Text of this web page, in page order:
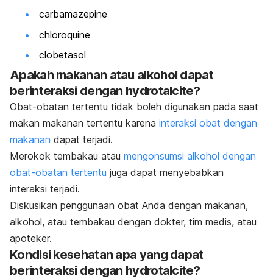
carbamazepine
chloroquine
clobetasol
Apakah makanan atau alkohol dapat
berinteraksi dengan hydrotalcite?
Obat-obatan tertentu tidak boleh digunakan pada saat
makan makanan tertentu karena interaksi obat dengan
makanan dapat terjadi.
Merokok tembakau atau mengonsumsi alkohol dengan
obat-obatan tertentu juga dapat menyebabkan
interaksi terjadi.
Diskusikan penggunaan obat Anda dengan makanan,
alkohol, atau tembakau dengan dokter, tim medis, atau
apoteker.
Kondisi kesehatan apa yang dapat
berinteraksi dengan hydrotalcite?